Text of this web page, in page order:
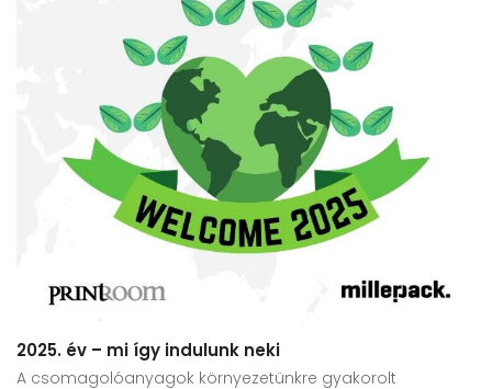
2025. év – mi így indulunk neki
A csomagolóanyagok környezetünkre gyakorolt